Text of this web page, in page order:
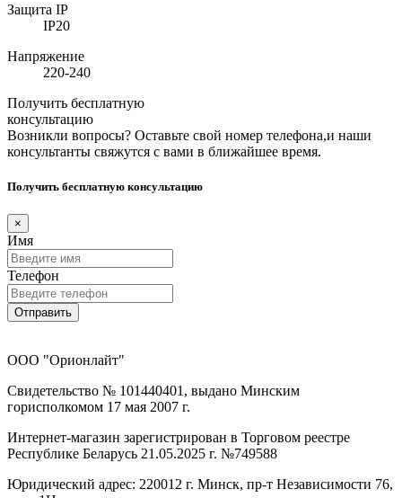
Защита IP
IP20
Напряжение
220-240
Получить бесплатную
консультацию
Возникли вопросы? Оставьте свой номер телефона,и наши
консультанты свяжутся с вами в ближайшее время.
Получить бесплатную консультацию
×
Имя
Телефон
Отправить
ООО "Орионлайт"
Свидетельство № 101440401, выдано Минским
горисполкомом 17 мая 2007 г.
Интернет-магазин зарегистрирован в Торговом реестре
Республике Беларусь 21.05.2025 г. №749588
Юридический адрес: 220012 г. Минск, пр-т Независимости 76,